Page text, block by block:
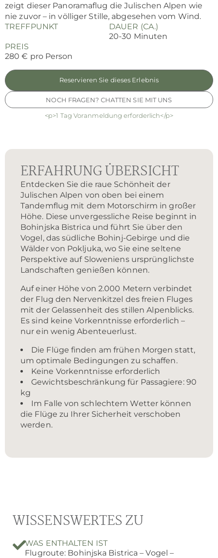
zeigt dieser Panoramaflug die Julischen Alpen wie
nie zuvor – in völliger Stille, abgesehen vom Wind.
TREFFPUNKT
DAUER (CA.)
20-30 Minuten
PREIS
280 € pro Person
Reservieren Sie dieses Erlebnis
NOCH FRAGEN? CHATTEN SIE MIT UNS
<p>1 Tag Voranmeldung erforderlich</p>
ERFAHRUNG ÜBERSICHT
Entdecken Sie die raue Schönheit der
Julischen Alpen von oben bei einem
Tandemflug mit dem Motorschirm in großer
Höhe. Diese unvergessliche Reise beginnt in
Bohinjska Bistrica und führt Sie über den
Vogel, das südliche Bohinj-Gebirge und die
Wälder von Pokljuka, wo Sie eine seltene
Perspektive auf Sloweniens ursprünglichste
Landschaften genießen können.
Auf einer Höhe von 2.000 Metern verbindet
der Flug den Nervenkitzel des freien Fluges
mit der Gelassenheit des stillen Alpenblicks.
Es sind keine Vorkenntnisse erforderlich –
nur ein wenig Abenteuerlust.
Die Flüge finden am frühen Morgen statt,
um optimale Bedingungen zu schaffen.
Keine Vorkenntnisse erforderlich
Gewichtsbeschränkung für Passagiere: 90
kg
Im Falle von schlechtem Wetter können
die Flüge zu Ihrer Sicherheit verschoben
werden.
WISSENSWERTES ZU
WAS ENTHALTEN IST
Flugroute: Bohinjska Bistrica – Vogel –